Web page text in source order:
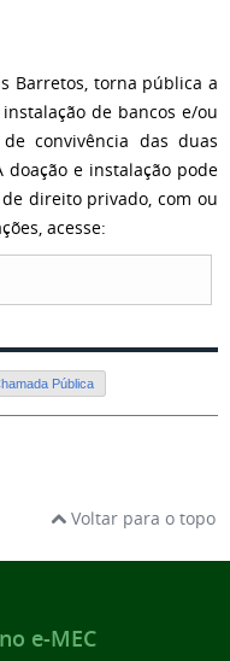
Barretos, torna pública a
de bancos e/ou
convivência das duas
doação e instalação pode
direito privado, com ou
acesse:
Pública
Voltar para o topo
e-MEC